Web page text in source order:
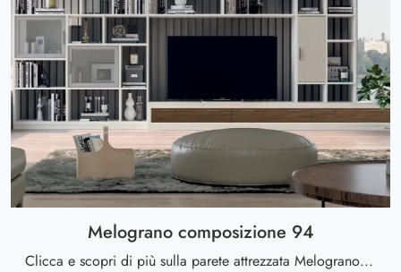
Melograno composizione 94
Clicca e scopri di più sulla parete attrezzata Melograno composizione 94 della firma Le Fablier: è la soluzione dalle linee moderne ideale per te.